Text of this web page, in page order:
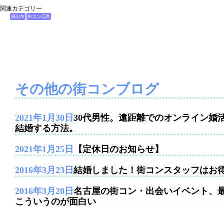
関連カテゴリー
福山市 街コン広島
その他の街コンブログ
2021年1月30日 30代男性。遠距離でのオンライン婚
結婚する方法。
2021年1月25日 【定休日のお知らせ】
2016年3月23日 結婚しました！街コンスタッフはお
2016年3月20日 名古屋の街コン・出会いイベント、
こういうのが面白い